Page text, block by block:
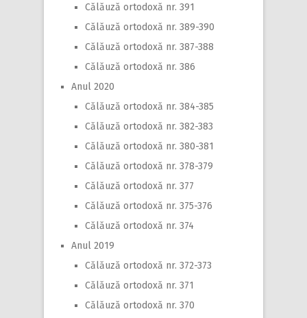
Călăuză ortodoxă nr. 391
Călăuză ortodoxă nr. 389-390
Călăuză ortodoxă nr. 387-388
Călăuză ortodoxă nr. 386
Anul 2020
Călăuză ortodoxă nr. 384-385
Călăuză ortodoxă nr. 382-383
Călăuză ortodoxă nr. 380-381
Călăuză ortodoxă nr. 378-379
Călăuză ortodoxă nr. 377
Călăuză ortodoxă nr. 375-376
Călăuză ortodoxă nr. 374
Anul 2019
Călăuză ortodoxă nr. 372-373
Călăuză ortodoxă nr. 371
Călăuză ortodoxă nr. 370